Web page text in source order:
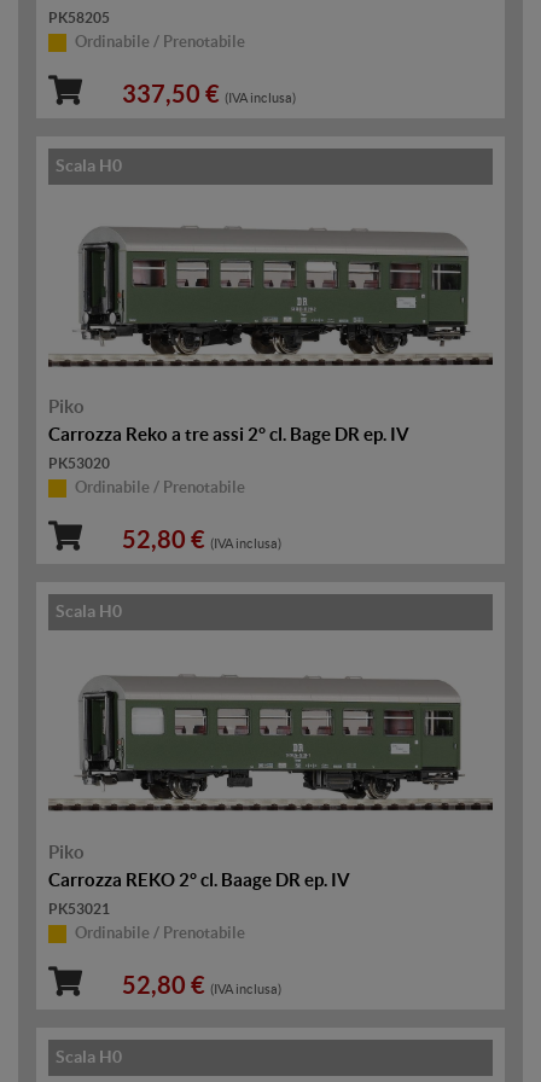
PK58205
Ordinabile / Prenotabile
337,50 € (IVA inclusa)
Scala H0
Piko
Carrozza Reko a tre assi 2° cl. Bage DR ep. IV
PK53020
Ordinabile / Prenotabile
52,80 € (IVA inclusa)
Scala H0
Piko
Carrozza REKO 2° cl. Baage DR ep. IV
PK53021
Ordinabile / Prenotabile
52,80 € (IVA inclusa)
Scala H0